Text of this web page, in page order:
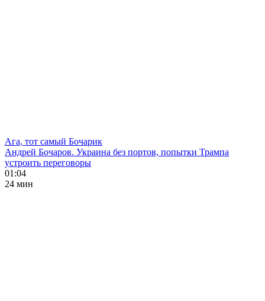
Ага, тот самый Бочарик
Андрей Бочаров. Украина без портов, попытки Трампа
устроить переговоры
01:04
24 мин